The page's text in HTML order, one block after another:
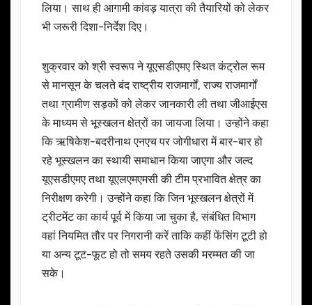
लिया। साथ ही आगामी कांवड़ यात्रा की तैयारियों को लेकर
भी जरूरी दिशा-निर्देश दिए।
शुक्रवार को श्री स्वरूप ने यूएसडीएमए स्थित कंट्रोल रूम
से मानसून के चलते बंद राष्ट्रीय राजमार्गों, राज्य राजमार्गों
तथा ग्रामीण सड़कों को लेकर जानकारी ली तथा जीआईएस
के माध्यम से भूस्खलन क्षेत्रों का जायजा लिया। उन्होंने कहा
कि ऋषिकेश-बदरीनाथ एनएच पर जोगीधारा में बार-बार हो
रहे भूस्खलन का स्थायी समाधान किया जाएगा और जल्द
यूएसडीएमए तथा यूएलएमएमसी की टीम प्रभावित क्षेत्र का
निरीक्षण करेगी। उन्होंने कहा कि जिन भूस्खलन क्षेत्रों में
ट्रीटमेंट का कार्य पूर्व में किया जा चुका है, संबंधित विभाग
वहां नियमित तौर पर निगरानी करें ताकि कहीं फेंसिंग टूटी हो
या अन्य टूट-फूट हो तो समय रहते उसकी मरम्मत की जा
सके।